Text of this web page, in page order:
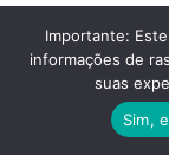
Importante:
informações de
suas
Sim,